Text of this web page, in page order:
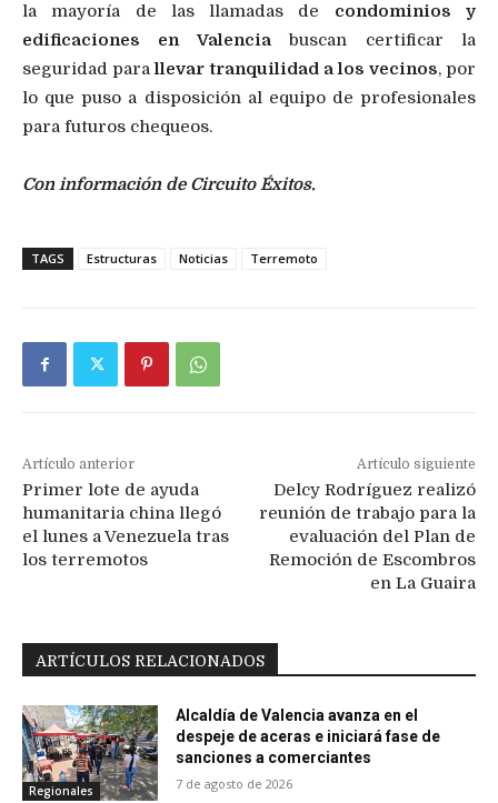
la mayoría de las llamadas de condominios y
edificaciones en Valenciabuscan certificar la
seguridad parallevar tranquilidad a los vecinos, por
lo que puso a disposición al equipo de profesionales
para futuros chequeos.
Con información de Circuito Éxitos.
TAGS Estructuras Noticias Terremoto
Artículo anterior
Primer lote de ayuda
humanitaria china llegó
el lunes a Venezuela tras
los terremotos
Artículo siguiente
Delcy Rodríguez realizó
reunión de trabajo para la
evaluación del Plan de
Remoción de Escombros
en La Guaira
ARTÍCULOS RELACIONADOS
Regionales
Alcaldía de Valencia avanza en el
despeje de aceras e iniciará fase de
sanciones a comerciantes
7 de agosto de 2026